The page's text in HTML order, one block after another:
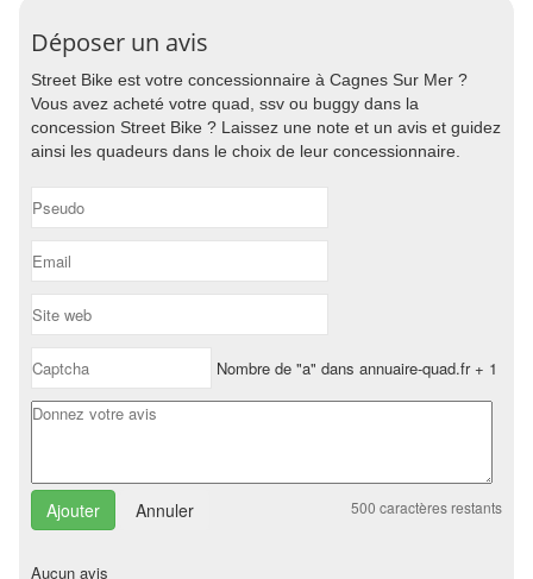
Déposer un avis
Street Bike est votre concessionnaire à Cagnes Sur Mer ?
Vous avez acheté votre quad, ssv ou buggy dans la
concession Street Bike ? Laissez une note et un avis et guidez
ainsi les quadeurs dans le choix de leur concessionnaire.
Nombre de "a" dans annuaire-quad.fr + 1
Annuler 500 caractères restants
Aucun avis